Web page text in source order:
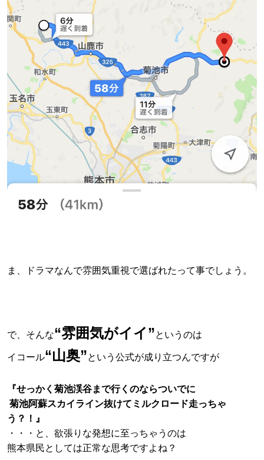
ま、ドラマなんで雰囲気重視で選ばれたって事でしょう。
で、そんな“雰囲気がイイ”というのは
イコール“山奥”という公式が成り立つんですが
『せっかく菊池渓谷まで行くのならついでに
菊池阿蘇スカイライン抜けてミルクロード走っちゃ
う？！』
・・・と、欲張りな発想に至っちゃうのは
熊本県民としては正常な思考ですよね？